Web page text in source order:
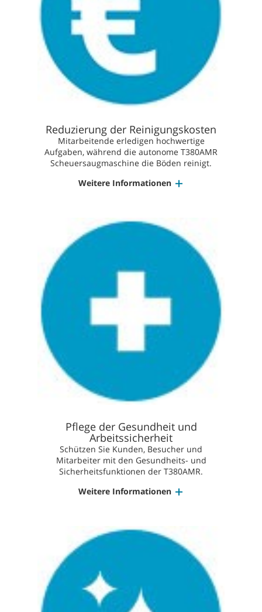
Reduzierung der Reinigungskosten
Mitarbeitende erledigen hochwertige
Aufgaben, während die autonome T380AMR
Scheuersaugmaschine die Böden reinigt.
Weitere Informationen
Pflege der Gesundheit und
Arbeitssicherheit
Schützen Sie Kunden, Besucher und
Mitarbeiter mit den Gesundheits- und
Sicherheitsfunktionen der T380AMR.
Weitere Informationen